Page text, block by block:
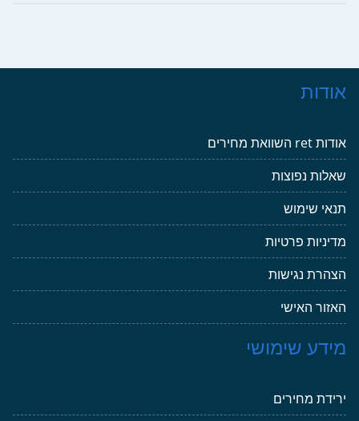
אודות
אודות ret השוואת מחירים
שאלות נפוצות
תנאי שימוש
מדיניות פרטיות
הצהרת נגישות
האזור האישי
מידע שימושי
ירידת מחירים